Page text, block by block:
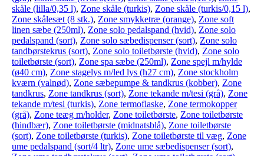
skåle (lilla/0,35 l), Zone skåle (turkis), Zone skåle (turkis/0,15 l),
Zone skålesæt (8 stk.), Zone smykketræ (orange), Zone soft
linen sæbe (250ml), Zone solo pedalspand (hvid), Zone solo
pedalspand (sort), Zone solo sæbedispenser (sort), Zone solo
tandbørstekrus (sort), Zone solo toiletbørste (hvid), Zone solo
toiletbørste (sort), Zone spa sæbe (250ml), Zone spejl m/hylde
(ø40 cm), Zone stagelys m/led lys (h27 cm), Zone stockholm
kværn (valnød), Zone sæbepumpe & tandkrus (kobber), Zone
tandkrus, Zone tandkrus (sort), Zone tekande m/tesi (grå), Zone
tekande m/tesi (turkis), Zone termoflaske, Zone termokopper
(grå), Zone teæg m/holder, Zone toiletbørste, Zone toiletbørste
(hindbær), Zone toiletbørste (midnatsblå), Zone toiletbørste
(sort), Zone toiletbørste (turkis), Zone toiletbørste til væg, Zone
ume pedalspand (sort/4 ltr), Zone ume sæbedispenser (sort),